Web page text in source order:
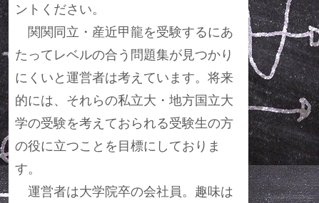
ントください。
関関同立・産近甲龍を受験するにあ
たってレベルの合う問題集が見つかり
にくいと運営者は考えています。将来
的には、それらの私立大・地方国立大
学の受験を考えておられる受験生の方
の役に立つことを目標にしておりま
す。
運営者は大学院卒の会社員。趣味は